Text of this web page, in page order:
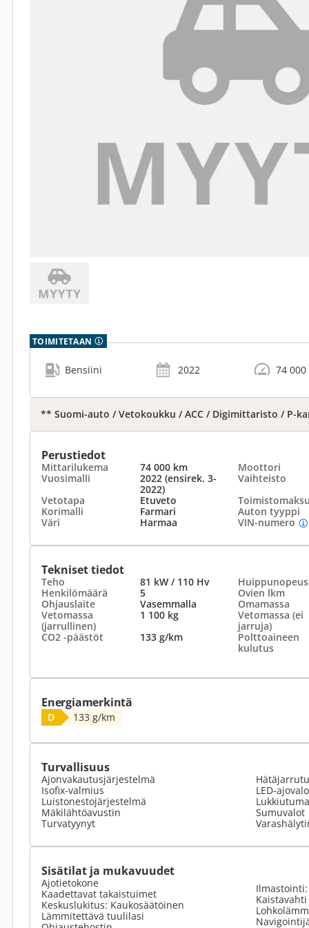
TOIMITETAAN
Bensiini 2022 74 000
** Suomi-auto / Vetokoukku / ACC / Digimittaristo / P-
Perustiedot
Mittarilukema 74 000 km
Moottori
Vuosimalli
2022 (ensirek. 3-
2022)
Vaihteisto
Vetotapa
Etuveto
Korimalli
Farmari
Auton tyyppi
Väri
Harmaa VIN-numero
Tekniset tiedot
Teho 81 kW / 110 Hv
Huippunopeus
Henkilömäärä
5
Ovien lkm
Ohjauslaite
Vasemmalla
Omamassa
Vetomassa
(jarrullinen)
1 100 kg
Vetomassa (ei
jarruja)
CO2 -päästöt
133 g/km
Polttoaineen
kulutus
Energiamerkintä
D 133 g/km
Turvallisuus
Ajonvakautusjärjestelmä
Isofix-valmius
Luistonestojärjestelmä
Mäkilähtöavustin
Turvatyynyt
LED-
Sumuvalot
Sisätilat ja mukavuudet
Ajotietokone
Kaadettavat takaistuimet
Keskuslukitus: Kaukosäätöinen
Lämmitettävä tuulilasi
Kaistavahti